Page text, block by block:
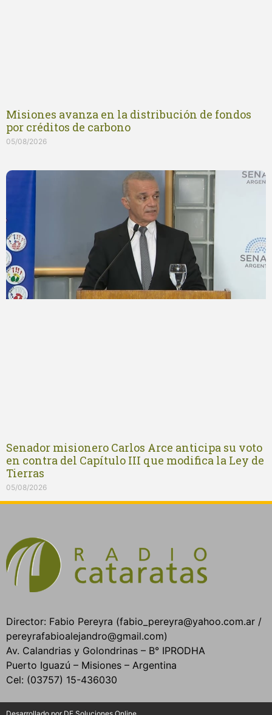
Misiones avanza en la distribución de fondos
por créditos de carbono
05/08/2026
Senador misionero Carlos Arce anticipa su voto
en contra del Capítulo III que modifica la Ley de
Tierras
05/08/2026
Director: Fabio Pereyra (fabio_pereyra@yahoo.com.ar /
pereyrafabioalejandro@gmail.com)
Av. Calandrias y Golondrinas – B° IPRODHA
Puerto Iguazú – Misiones – Argentina
Cel: (03757) 15-436030